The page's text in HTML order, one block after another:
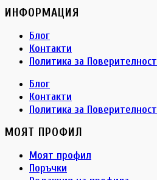
ИНФОРМАЦИЯ
Блог
Контакти
Политика за Поверителност
Блог
Контакти
Политика за Поверителност
МОЯТ ПРОФИЛ
Моят профил
Поръчки